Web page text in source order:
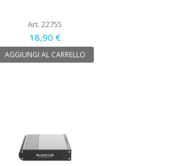
Art. 22755
18,90 €
AGGIUNGI AL CARRELLO